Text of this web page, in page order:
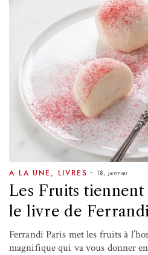
A LA UNE LIVRES 18, janvier
Les Fruits tiennent
le livre de
Ferrandi Paris met les fruits à
magnifique qui va vous donner